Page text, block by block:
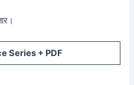
Series + PDF